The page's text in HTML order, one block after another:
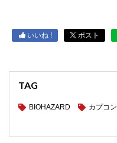
いいね ! ポスト
TAG
BIOHAZARD カプコン